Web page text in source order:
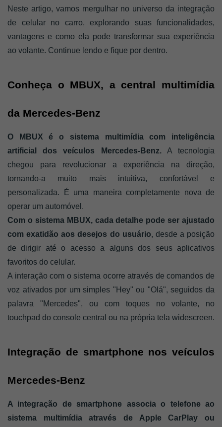
Neste artigo, vamos mergulhar no universo da integração
de celular no carro, explorando suas funcionalidades,
vantagens e como ela pode transformar sua experiência
ao volante. Continue lendo e fique por dentro.
Conheça o MBUX, a central multimídia
da Mercedes-Benz
O MBUX é o sistema multimídia com inteligência
artificial dos veículos Mercedes-Benz. A tecnologia
chegou para revolucionar a experiência na direção,
tornando-a muito mais intuitiva, confortável e
personalizada. É uma maneira completamente nova de
operar um automóvel.
Com o sistema MBUX, cada detalhe pode ser ajustado
com exatidão aos desejos do usuário, desde a posição
de dirigir até o acesso a alguns dos seus aplicativos
favoritos do celular.
A interação com o sistema ocorre através de comandos de
voz ativados por um simples "Hey" ou "Olá", seguidos da
palavra "Mercedes", ou com toques no volante, no
touchpad do console central ou na própria tela widescreen.
Integração de smartphone nos veículos
Mercedes-Benz
A integração de smartphone associa o telefone ao
sistema multimídia através de Apple CarPlay ou